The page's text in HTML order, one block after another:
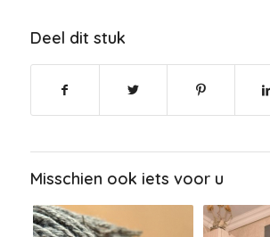
Deel dit stuk
Misschien ook iets voor u